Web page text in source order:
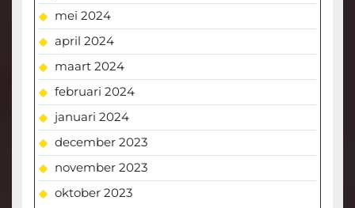
mei 2024
april 2024
maart 2024
februari 2024
januari 2024
december 2023
november 2023
oktober 2023